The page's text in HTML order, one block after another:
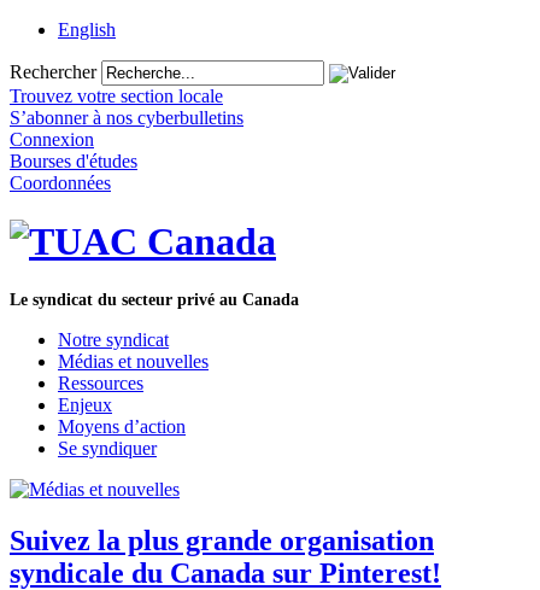
English
Rechercher
Trouvez votre section locale
S’abonner à nos cyberbulletins
Connexion
Bourses d'études
Coordonnées
Le syndicat du secteur privé au Canada
Notre syndicat
Médias et nouvelles
Ressources
Enjeux
Moyens d’action
Se syndiquer
Suivez la plus grande organisation
syndicale du Canada sur Pinterest!